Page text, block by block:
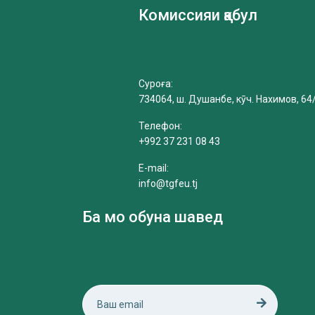
Комиссияи қабул
Суроға:
734064, ш. Душанбе, кӯч. Нахимов,
Телефон:
+992 37 231 08 43
E-mail:
info@tgfeu.tj
Ба мо обуна шавед